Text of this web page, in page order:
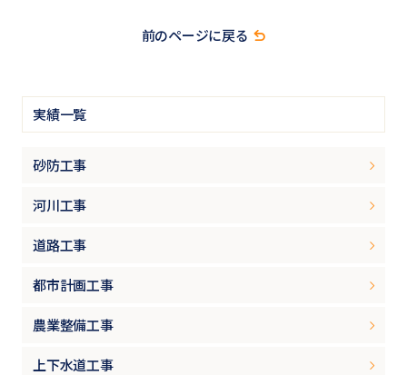
実績一覧
砂防工事
河川工事
道路工事
都市計画工事
農業整備工事
上下水道工事
前のページに戻る